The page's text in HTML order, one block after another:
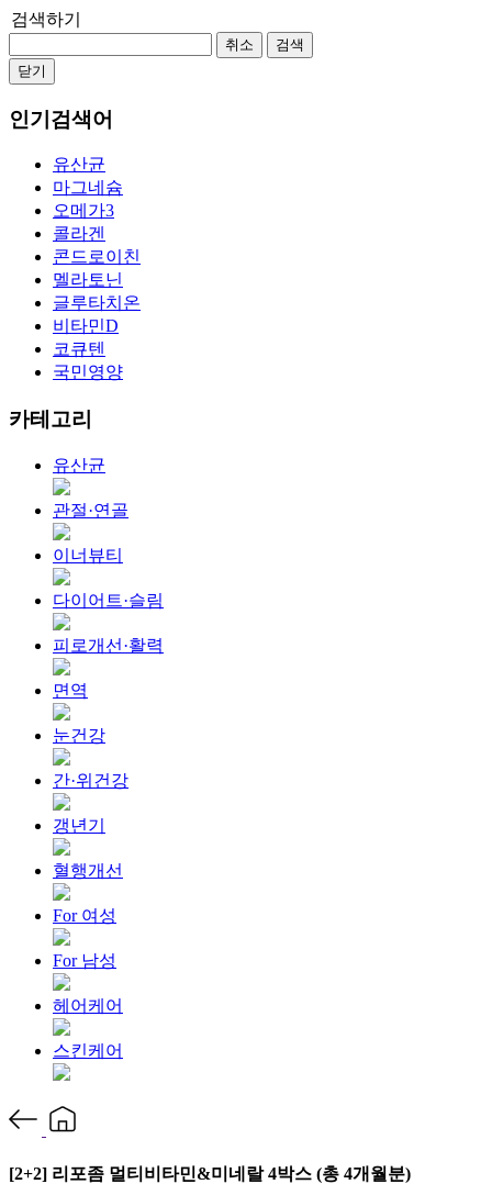
검색하기
취소
검색
닫기
인기검색어
유산균
마그네슘
오메가3
콜라겐
콘드로이친
멜라토닌
글루타치온
비타민D
코큐텐
국민영양
카테고리
유산균
관절·연골
이너뷰티
다이어트·슬림
피로개선·활력
면역
눈건강
간·위건강
갱년기
혈행개선
For 여성
For 남성
헤어케어
스킨케어
[2+2] 리포좀 멀티비타민&미네랄 4박스 (총 4개월분)